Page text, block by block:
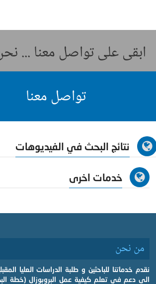
ابقى على تواصل معنا ...
تواصل معنا
نتائج البحث في الفيديوهات
خدمات اخرى
من نحن
نقدم خدماتنا للباحثين و طلبة الدراسات العليا
الى دعم في تعلم كيفية عمل البروبوزال (خطة